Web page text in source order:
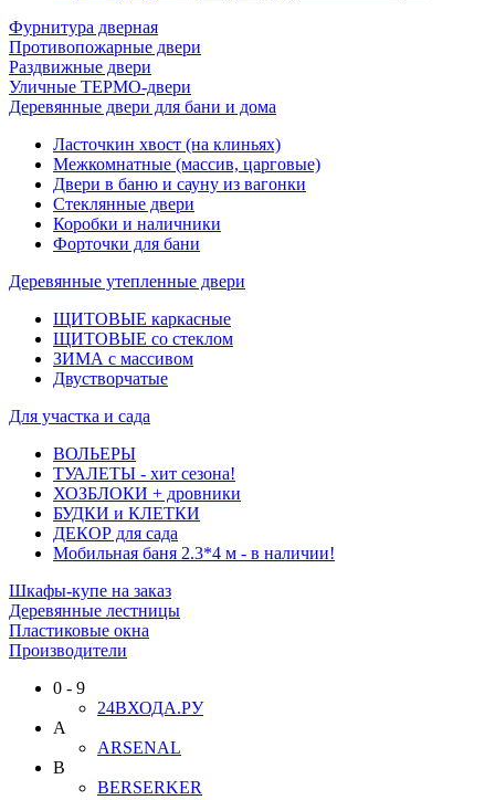
Фурнитура дверная
Противопожарные двери
Раздвижные двери
Уличные ТЕРМО-двери
Деревянные двери для бани и дома
Ласточкин хвост (на клиньях)
Межкомнатные (массив, царговые)
Двери в баню и сауну из вагонки
Стеклянные двери
Коробки и наличники
Форточки для бани
Деревянные утепленные двери
ЩИТОВЫЕ каркасные
ЩИТОВЫЕ со стеклом
ЗИМА с массивом
Двустворчатые
Для участка и сада
ВОЛЬЕРЫ
ТУАЛЕТЫ - хит сезона!
ХОЗБЛОКИ + дровники
БУДКИ и КЛЕТКИ
ДЕКОР для сада
Мобильная баня 2.3*4 м - в наличии!
Шкафы-купе на заказ
Деревянные лестницы
Пластиковые окна
Производители
0 - 9
24ВХОДА.РУ
A
ARSENAL
B
BERSERKER